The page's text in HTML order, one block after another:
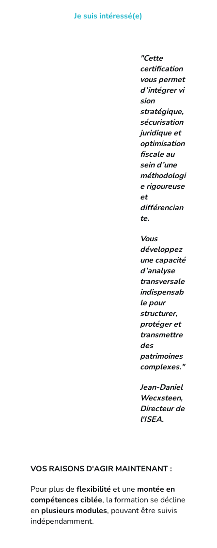
Je suis intéressé(e)
"Cette
certification
vous permet
d’intégrer vi
sion
stratégique,
sécurisation
juridique et
optimisation
fiscale au
sein d’une
méthodologi
e rigoureuse
et
différencian
te.
Vous
développez
une capacité
d’analyse
transversale
indispensab
le pour
structurer,
protéger et
transmettre
des
patrimoines
complexes."
Jean-Daniel
Wecxsteen,
Directeur de
l'ISEA.
VOS RAISONS D'AGIR MAINTENANT :
Pour plus deflexibilité et une montée en
compétences ciblée, la formation se décline
en plusieurs modules, pouvant être suivis
indépendamment.